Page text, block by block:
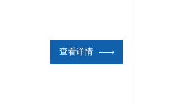
查看详情